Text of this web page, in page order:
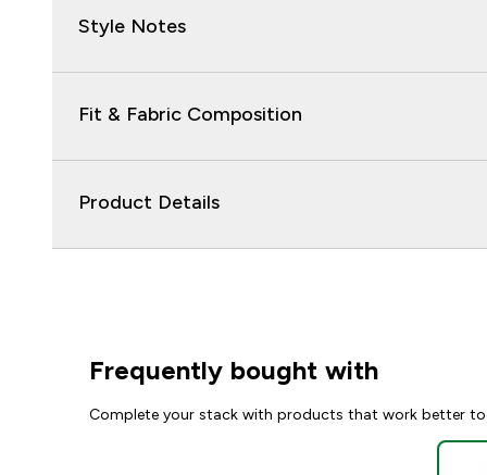
Style Notes
Fit & Fabric Composition
Product Details
Frequently bought with
Complete your stack with products that work better